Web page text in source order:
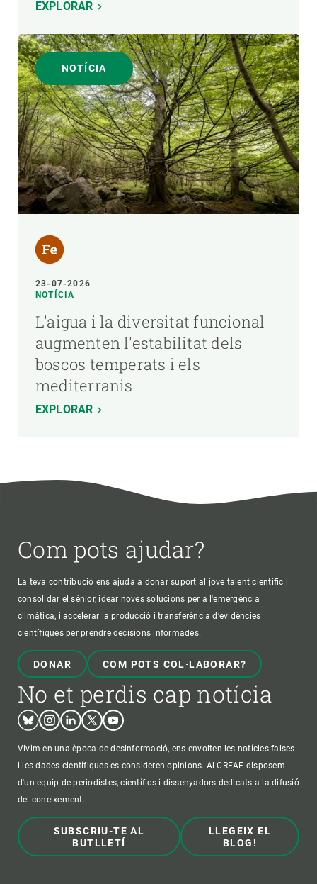
EXPLORAR
NOTÍCIA
23-07-2026
NOTÍCIA
L'aigua i la diversitat funcional
augmenten l'estabilitat dels
boscos temperats i els
mediterranis
EXPLORAR
Com pots ajudar?
La teva contribució ens ajuda a donar suport al jove talent científic i
consolidar el sènior, idear noves solucions per a l'emergència
climàtica, i accelerar la producció i transferència d’evidències
científiques per prendre decisions informades.
DONAR COM POTS COL·LABORAR?
No et perdis cap notícia
BlueskyInstagram
LinkedinTwitterYoutube
Vivim en una època de desinformació, ens envolten les notícies falses
i les dades científiques es consideren opinions. Al CREAF disposem
d'un equip de periodistes, científics i dissenyadors dedicats a la difusió
del coneixement.
SUBSCRIU-TE AL
BUTLLETÍ
LLEGEIX EL
BLOG!